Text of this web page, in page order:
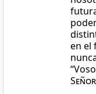
en el
Señor